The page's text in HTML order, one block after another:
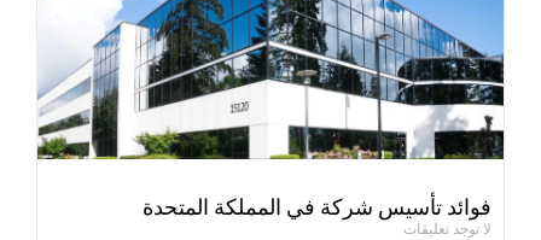
فوائد تأسيس شركة في المملكة المتحدة
لا توجد تعليقات